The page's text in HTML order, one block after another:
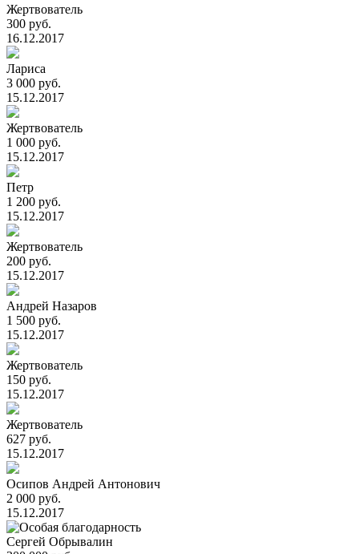
Жертвователь
300 руб.
16.12.2017
Лариса
3 000 руб.
15.12.2017
Жертвователь
1 000 руб.
15.12.2017
Петр
1 200 руб.
15.12.2017
Жертвователь
200 руб.
15.12.2017
Андрей Назаров
1 500 руб.
15.12.2017
Жертвователь
150 руб.
15.12.2017
Жертвователь
627 руб.
15.12.2017
Осипов Андрей Антонович
2 000 руб.
15.12.2017
Сергей Обрывалин